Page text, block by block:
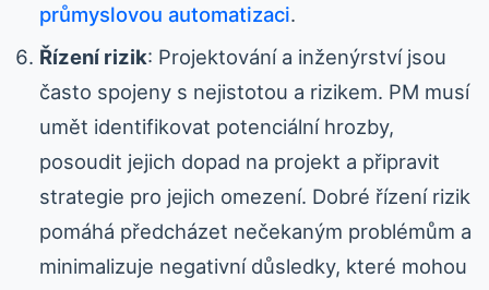
průmyslovou automatizaci.
Řízení rizik: Projektování a inženýrství jsou
často spojeny s nejistotou a rizikem. PM musí
umět identifikovat potenciální hrozby,
posoudit jejich dopad na projekt a připravit
strategie pro jejich omezení. Dobré řízení rizik
pomáhá předcházet nečekaným problémům a
minimalizuje negativní důsledky, které mohou